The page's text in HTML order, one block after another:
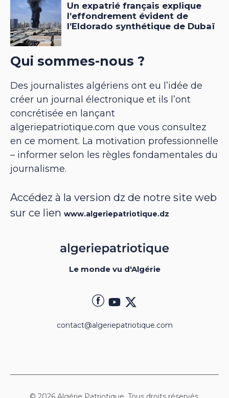
Qui sommes-nous ?
Des journalistes algériens ont eu l’idée de
créer un journal électronique et ils l’ont
concrétisée en lançant
algeriepatriotique.com que vous consultez
en ce moment. La motivation professionnelle
– informer selon les règles fondamentales du
journalisme.
Accédez à la version dz de notre site web
sur ce lien www.algeriepatriotique.dz
Le monde vu d'Algérie
contact@algeriepatriotique.com